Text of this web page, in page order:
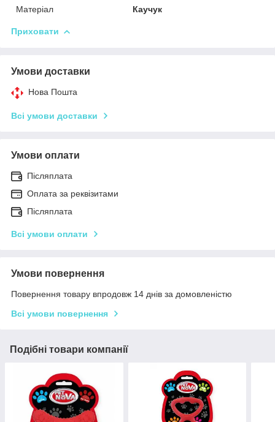
Матеріал
Каучук
Приховати
Умови доставки
Нова Пошта
Всі умови доставки
Умови оплати
Післяплата
Оплата за реквізитами
Післяплата
Всі умови оплати
Умови повернення
Повернення товару впродовж 14 днів за домовленістю
Всі умови повернення
Подібні товари компанії